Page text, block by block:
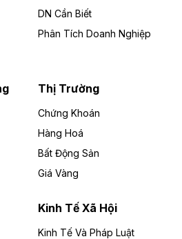
rộng ‘hệ sinh thái’
góp vốn của Công ty Cổ
Gia Lai (HoSE: DLG) được
4.750 tỷ đồng.
gần 59 ha đất làm khu
Thành
DN Cần Biết
Phân Tích Doanh Nghiệp
Thị Trường
Chứng Khoán
Hàng Hoá
Bất Động Sản
Giá Vàng
Kinh Tế Xã Hội
Kinh Tế Và Pháp Luật